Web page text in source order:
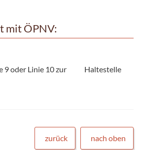
mit ÖPNV:
9 oder Linie 10 zur Haltestelle
zurück nach oben